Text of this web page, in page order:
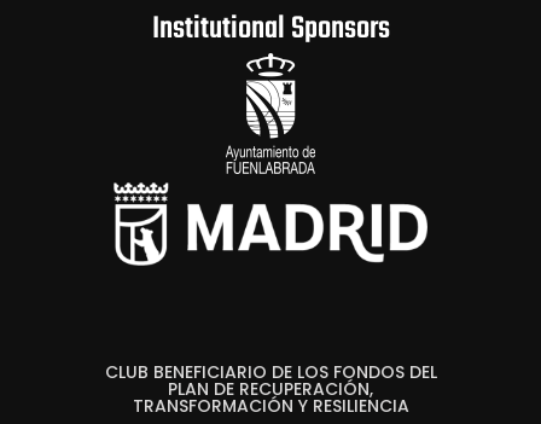
Institutional Sponsors
CLUB BENEFICIARIO DE LOS FONDOS DEL
PLAN DE RECUPERACIÓN,
TRANSFORMACIÓN Y RESILIENCIA